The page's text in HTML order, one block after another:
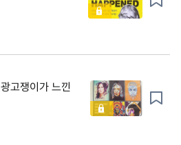
고쟁이가 느낀